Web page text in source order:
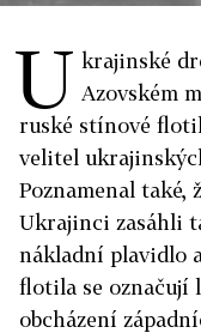
U krajinské
Azovském
ruské stínové
velitel
Poznamenal také,
Ukrajinci zasáhli
nákladní plavidlo
flotila se označují
obcházení